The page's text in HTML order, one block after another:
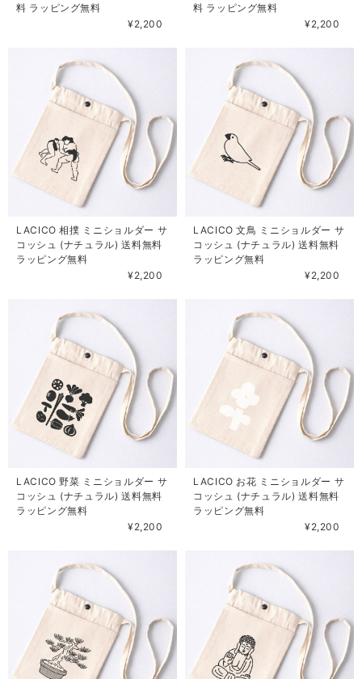
料 ラッピング無料
¥2,200
料 ラッピング無料
¥2,200
LACICO 相撲 ミニショルダー サ
コッシュ (ナチュラル) 送料無料
ラッピング無料
¥2,200
LACICO 文鳥 ミニショルダー サ
コッシュ (ナチュラル) 送料無料
ラッピング無料
¥2,200
LACICO 野菜 ミニショルダー サ
コッシュ (ナチュラル) 送料無料
ラッピング無料
¥2,200
LACICO お花 ミニショルダー サ
コッシュ (ナチュラル) 送料無料
ラッピング無料
¥2,200